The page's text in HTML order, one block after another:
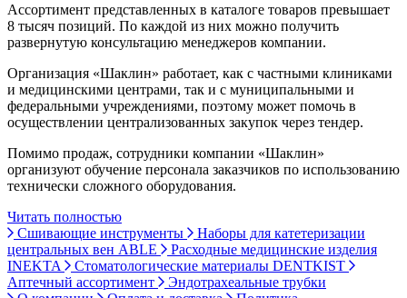
Ассортимент представленных в каталоге товаров превышает
8 тысяч позиций. По каждой из них можно получить
развернутую консультацию менеджеров компании.
Организация «Шаклин» работает, как с частными клиниками
и медицинскими центрами, так и с муниципальными и
федеральными учреждениями, поэтому может помочь в
осуществлении централизованных закупок через тендер.
Помимо продаж, сотрудники компании «Шаклин»
организуют обучение персонала заказчиков по использованию
технически сложного оборудования.
Читать полностью
Сшивающие инструменты
Наборы для катетеризации
центральных вен ABLE
Расходные медицинские изделия
INEKTA
Стоматологические материалы DENTKIST
Аптечный ассортимент
Эндотрахеальные трубки